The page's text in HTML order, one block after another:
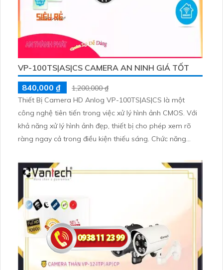
VP-100TS|AS|CS CAMERA AN NINH GIÁ TỐT
840,000 ₫
1,200,000 ₫
Thiết Bị Camera HD Anlog VP-100TS|AS|CS là một
công nghệ tiên tiến trong việc xử lý hình ảnh CMOS. Với
khả năng xử lý hình ảnh đẹp, thiết bị cho phép xem rõ
ràng ngay cả trong điều kiện thiếu sáng. Chức năng
trong môi trường tối